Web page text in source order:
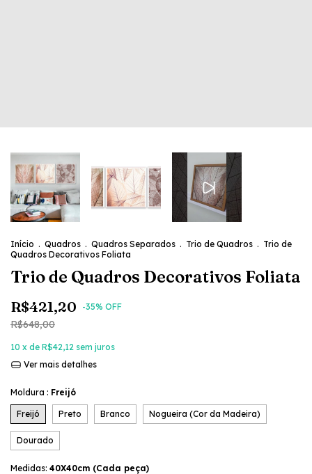
Início . Quadros . Quadros Separados . Trio de Quadros . Trio de
Quadros Decorativos Foliata
Trio de Quadros Decorativos Foliata
R$421,20 -35% OFF
R$648,00
10 x de R$42,12 sem juros
Ver mais detalhes
Moldura : Freijó
Freijó Preto Branco Nogueira (Cor da Madeira)
Dourado
Medidas: 40X40cm (Cada peça)